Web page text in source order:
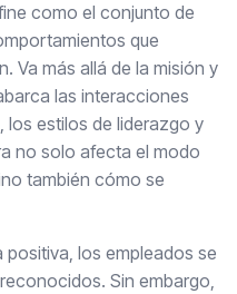
como el conjunto de
que
Va más allá de la misión y
las interacciones
los estilos de liderazgo y
no solo afecta el modo
también cómo se
positiva, los empleados se
Sin embargo,